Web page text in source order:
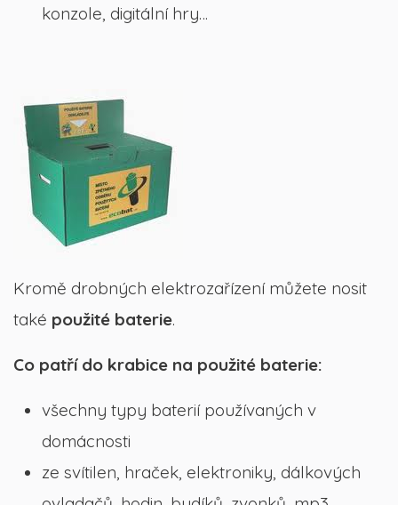
konzole, digitální hry…
Kromě drobných elektrozařízení můžete nosit
také použité baterie.
Co patří do krabice na použité baterie:
všechny typy baterií používaných v
domácnosti
ze svítilen, hraček, elektroniky, dálkových